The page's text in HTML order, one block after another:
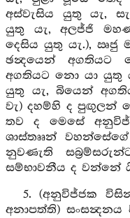
අස්වැසිය යුතු යැ,
යුතු යැ, අලජ්ජි
දෙසිය යුතු යැ.), ඍජු
ඡන්‍දයෙන් අගතියට
අගතියට නො යා යුතු
යුතු යැ, බියෙන්
වැ) දහම්හි ද පුඟුලන්
තව ද මෙසේ
ශාස්තෲන්
නුවණැති
සම්භාවනීය ද වන්නේ
5. (අනුවිජ්ජක
අනාපත්ති)